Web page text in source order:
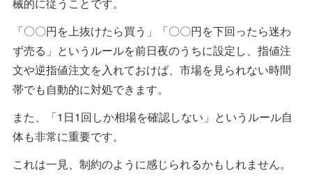
「〇〇円を上抜けたら買う」「〇〇円を下回ったら迷わ
ず売る」というルールを前日夜のうちに設定し、指値注
文や逆指値注文を入れておけば、市場を見られない時間
帯でも自動的に対処できます。
また、「1日1回しか相場を確認しない」というルール自
体も非常に重要です。
これは一見、制約のように感じられるかもしれません。